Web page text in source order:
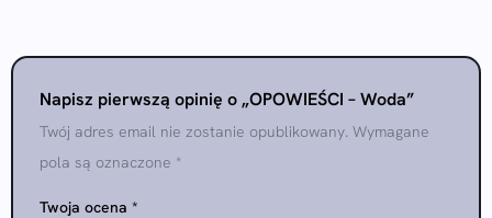
Napisz pierwszą opinię o „OPOWIEŚCI – Woda”
Twój adres email nie zostanie opublikowany. Wymagane
pola są oznaczone *
Twoja ocena *